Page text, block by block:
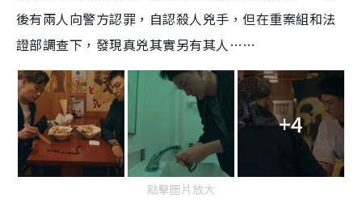
後有兩人向警方認罪，自認殺人兇手，但在重案組和法
證部調查下，發現真兇其實另有其人……
+4
點擊圖片放大